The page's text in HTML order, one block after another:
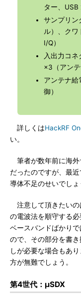
ター、USB
サンプリン
ル）、ク
I/Q）
入出力コ
×3（アンテ
アンテナ給
御）
詳しくはHackRF
い。
筆者が数年前に海外
だったのですが、最
導体不足のせいでしょ
注意して頂きたいの
の電波法を順守する必
ベースバンドばかり
ので、その部分を書
しが必要な場合もあ
方が無難でしょう。
第4世代：μSDX